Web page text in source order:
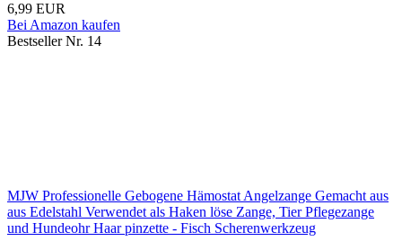
6,99 EUR
Bei Amazon kaufen
Bestseller Nr. 14
MJW Professionelle Gebogene Hämostat Angelzange Gemacht aus
aus Edelstahl Verwendet als Haken löse Zange, Tier Pflegezange
und Hundeohr Haar pinzette - Fisch Scherenwerkzeug